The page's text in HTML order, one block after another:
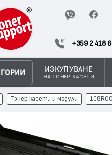
+359 2 418
ИЗКУПУВАНЕ
НА ТОНЕР КАСЕТИ
Тонер касети и модули